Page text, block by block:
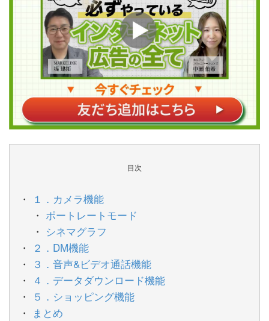
目次
１．カメラ機能
ポートレートモード
シネマグラフ
２．DM機能
３．音声&ビデオ通話機能
４．データダウンロード機能
５．ショッピング機能
まとめ